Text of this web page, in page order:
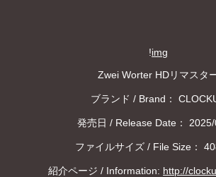
!img
Zwei Worter HDリマスタ
ブランド / Brand：
発売日 / Release Date：
ファイルサイズ / File Size：
紹介ページ / Information: http://